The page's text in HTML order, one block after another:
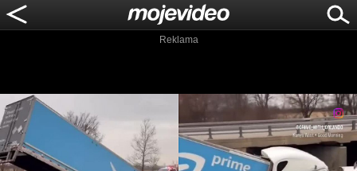
Reklama